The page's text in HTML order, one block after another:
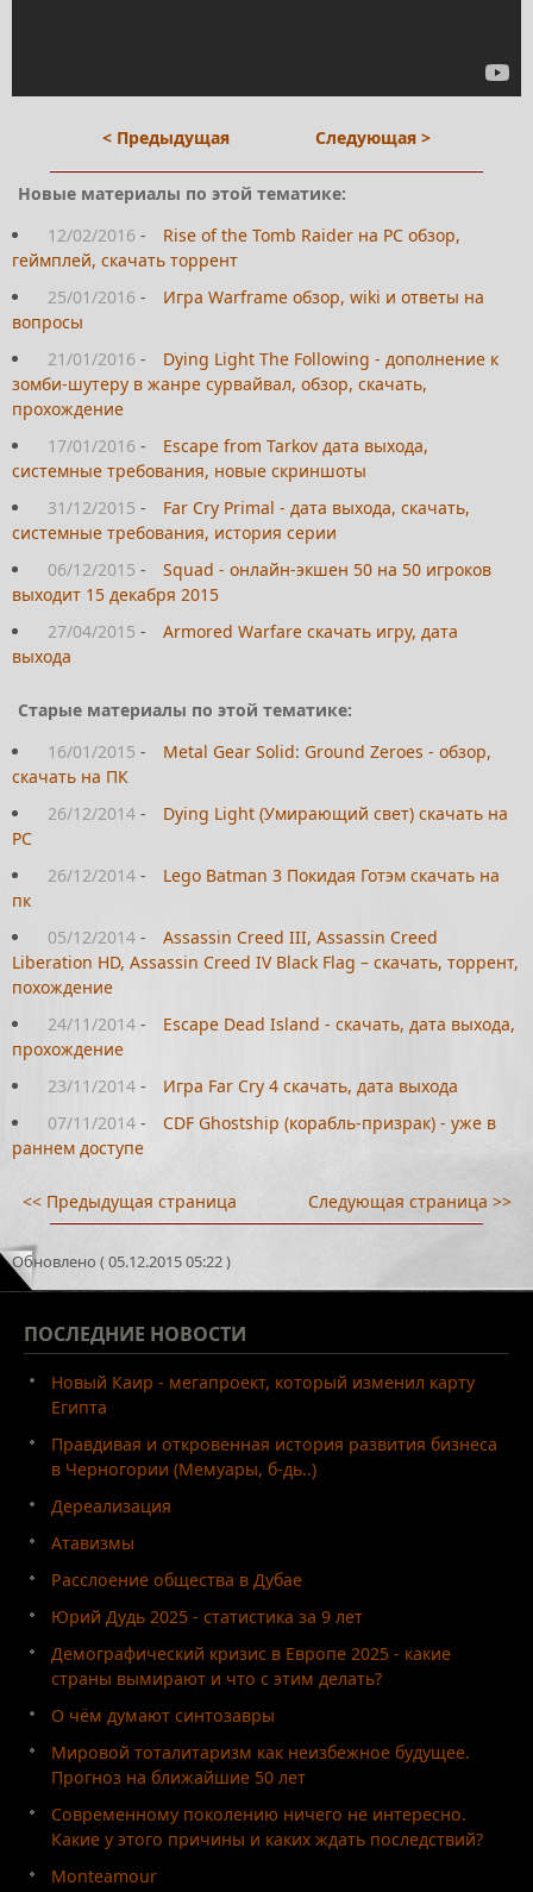
< Предыдущая Следующая >
Новые материалы по этой тематике:
12/02/2016 -
Rise of the Tomb Raider на PC обзор,
геймплей, скачать торрент
25/01/2016 -
Игра Warframe обзор, wiki и ответы на
вопросы
21/01/2016 -
Dying Light The Following - дополнение к
зомби-шутеру в жанре сурвайвал, обзор, скачать,
прохождение
17/01/2016 -
Escape from Tarkov дата выхода,
системные требования, новые скриншоты
31/12/2015 -
Far Cry Primal - дата выхода, скачать,
системные требования, история серии
06/12/2015 -
Squad - онлайн-экшен 50 на 50 игроков
выходит 15 декабря 2015
27/04/2015 -
Armored Warfare скачать игру, дата
выхода
Старые материалы по этой тематике:
16/01/2015 -
Metal Gear Solid: Ground Zeroes - обзор,
скачать на ПК
26/12/2014 -
Dying Light (Умирающий свет) скачать на
PC
26/12/2014 -
Lego Batman 3 Покидая Готэм скачать на
пк
05/12/2014 -
Assassin Creed III, Assassin Creed
Liberation HD, Assassin Creed IV Black Flag – скачать, торрент,
похождение
24/11/2014 -
Escape Dead Island - скачать, дата выхода,
прохождение
23/11/2014 -
Игра Far Cry 4 скачать, дата выхода
07/11/2014 -
CDF Ghostship (корабль-призрак) - уже в
раннем доступе
<< Предыдущая страница Следующая страница >>
Обновлено ( 05.12.2015 05:22 )
ПОСЛЕДНИЕ НОВОСТИ
Новый Каир - мегапроект, который изменил карту
Египта
Правдивая и откровенная история развития бизнеса
в Черногории (Мемуары, б-дь..)
Дереализация
Атавизмы
Расслоение общества в Дубае
Юрий Дудь 2025 - статистика за 9 лет
Демографический кризис в Европе 2025 - какие
страны вымирают и что с этим делать?
О чём думают синтозавры
Мировой тоталитаризм как неизбежное будущее.
Прогноз на ближайшие 50 лет
Современному поколению ничего не интересно.
Какие у этого причины и каких ждать последствий?
Monteamour